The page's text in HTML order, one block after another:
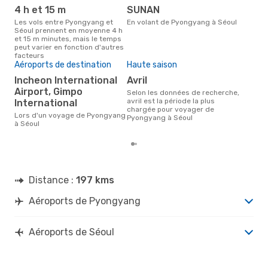
4 h et 15 m
Les vols entre Pyongyang et
Séoul prennent en moyenne 4 h
et 15 m minutes, mais le temps
peut varier en fonction d'autres
facteurs
SUNAN
En volant de Pyongyang à Séoul
Aéroports de destination
Incheon International
Airport, Gimpo
International
Lors d'un voyage de Pyongyang
à Séoul
Haute saison
avril
Selon les données de recherche,
avril est la période la plus
chargée pour voyager de
Pyongyang à Séoul
Distance : 197 kms
Aéroports de Pyongyang
Aéroports de Séoul